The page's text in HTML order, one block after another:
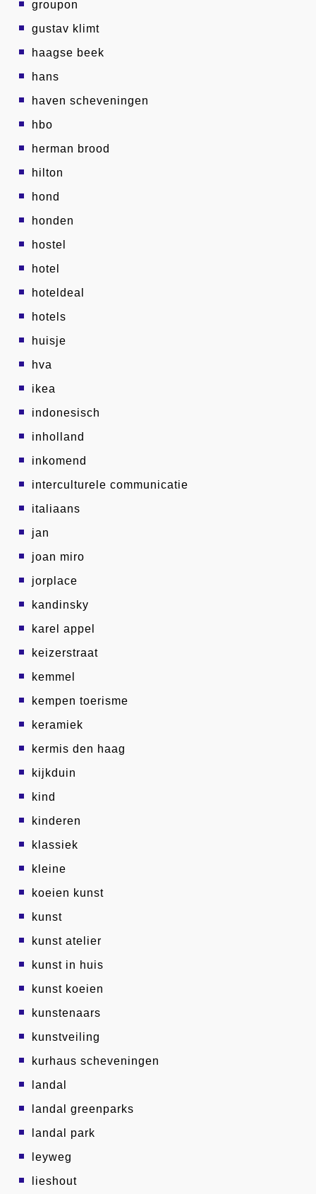
groupon
gustav klimt
haagse beek
hans
haven scheveningen
hbo
herman brood
hilton
hond
honden
hostel
hotel
hoteldeal
hotels
huisje
hva
ikea
indonesisch
inholland
inkomend
interculturele communicatie
italiaans
jan
joan miro
jorplace
kandinsky
karel appel
keizerstraat
kemmel
kempen toerisme
keramiek
kermis den haag
kijkduin
kind
kinderen
klassiek
kleine
koeien kunst
kunst
kunst atelier
kunst in huis
kunst koeien
kunstenaars
kunstveiling
kurhaus scheveningen
landal
landal greenparks
landal park
leyweg
lieshout